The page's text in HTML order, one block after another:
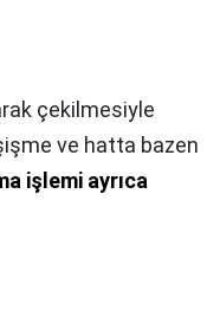
çekilmesiyle
ve hatta bazen
işlemi ayrıca